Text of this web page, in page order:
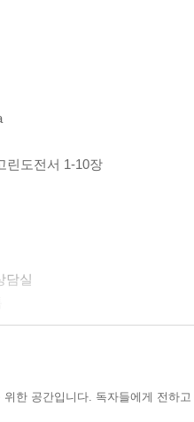
린도전서 1-10장
담실
의 사생활
에크리스 찬양팀
위한 공간입니다. 독자들에게 전하